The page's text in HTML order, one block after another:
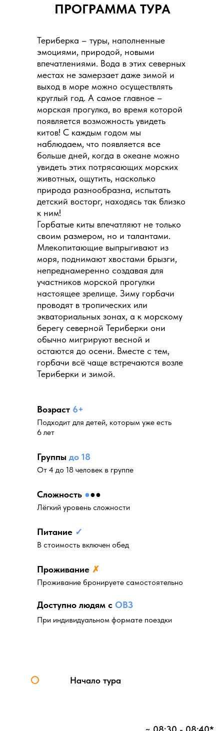
ПРОГРАММА ТУРА
Питание ✓
Подходит для детей, которым уже есть
6 лет
От 4 до 18 человек в группе
Лёгкий уровень сложности
В стоимость включен обед
Проживание бронируете самостоятельно
Возраст 6+
Группы до 18
Проживание ✗
Доступно людям с ОВЗ
При индивидуальном формате поездки
Териберка – туры, наполненные
эмоциями, природой, новыми
впечатлениями. Вода в этих северных
местах не замерзает даже зимой и
выход в море можно осуществлять
круглый год. А самое главное –
морская прогулка, во время которой
появляется возможность увидеть
китов! С каждым годом мы
наблюдаем, что появляется все
больше дней, когда в океане можно
увидеть этих потрясающих морских
животных, ощутить, насколько
природа разнообразна, испытать
детский восторг, находясь так близко
к ним!
Горбатые киты впечатляют не только
своим размером, но и талантами.
Млекопитающие выпрыгивают из
моря, поднимают хвостами брызги,
непреднамеренно создавая для
участников морской прогулки
настоящее зрелище. Зиму горбачи
проводят в тропических или
экваториальных зонах, а к морскому
берегу северной Териберки они
обычно мигрируют весной и
остаются до осени. Вместе с тем,
горбачи всё чаще встречаются возле
Териберки и зимой.
Сложность ●●●
Начало тура